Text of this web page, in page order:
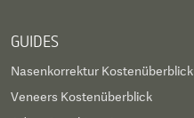
GUIDES
Nasenkorrektur Kostenüberblick
Veneers Kostenüberblick